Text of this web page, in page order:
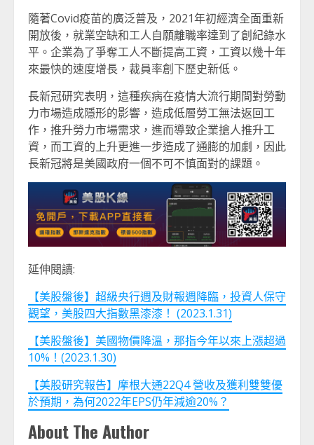
隨著Covid疫苗的廣泛普及，2021年初經濟全面重新
開放後，就業空缺和工人自願離職率達到了創紀錄水
平。企業為了爭奪工人不斷提高工資，工資以幾十年
來最快的速度增長，裁員率創下歷史新低。
長新冠研究表明，這種疾病在疫情大流行期間對勞動
力市場造成隱形的影響，造成低層勞工無法返回工
作，推升勞力市場需求，進而導致企業搶人推升工
資，而工資的上升更進一步造成了通膨的加劇，因此
長新冠將是美國政府一個不可不慎面對的課題。
延伸閱讀:
【美股盤後】超級央行週及財報週降臨，投資人保守
觀望，美股四大指數黑漆漆！ (2023.1.31)
【美股盤後】美國物價降溫，那指今年以來上漲超過
10%！(2023.1.30)
【美股研究報告】摩根大通22Q4 營收及獲利雙雙優
於預期，為何2022年EPS仍年減逾20%？
About The Author